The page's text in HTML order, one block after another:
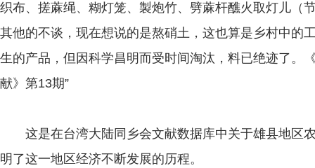
织布、搓蔴绳、糊灯笼、製炮竹、劈蔴杆醮火取灯儿（
其他的不谈，现在想说的是熬硝土，这也算是乡村中的
生的产品，但因科学昌明而受时间淘汰，料已绝迹了。
献》第13期”
这是在台湾大陆同乡会文献数据库中关于雄县地区
明了这一地区经济不断发展的历程。